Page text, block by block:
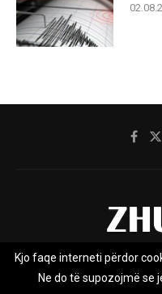
Rreth nesh
Kjo faqe interneti përdor
Ne do të supozojmë se